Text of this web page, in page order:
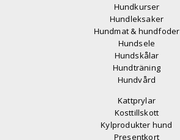
Hundkurser
Hundleksaker
Hundmat & hundfoder
Hundsele
Hundskålar
Hundträning
Hundvård
Kattprylar
Kosttillskott
Kylprodukter hund
Presentkort